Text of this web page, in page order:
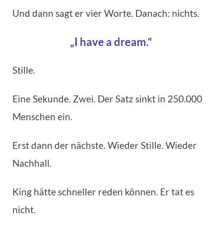
Und dann sagt er vier Worte. Danach: nichts.
„I have a dream.“
Stille.
Eine Sekunde. Zwei. Der Satz sinkt in 250.000
Menschen ein.
Erst dann der nächste. Wieder Stille. Wieder
Nachhall.
King hätte schneller reden können. Er tat es
nicht.